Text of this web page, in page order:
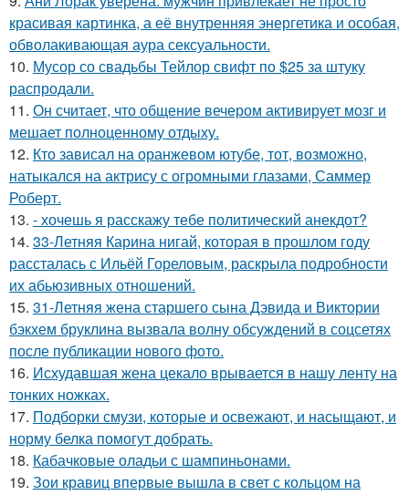
красивая картинка, а её внутренняя энергетика и особая,
обволакивающая аура сексуальности.
10. Мусор со свадьбы Тейлор свифт по $25 за штуку
распродали.
11. Он считает, что общение вечером активирует мозг и
мешает полноценному отдыху.
12. Кто зависал на оранжевом ютубе, тот, возможно,
натыкался на актрису с огромными глазами, Саммер
Роберт.
13. - хочешь я расскажу тебе политический анекдот?
14. 33-Летняя Карина нигай, которая в прошлом году
рассталась с Ильёй Гореловым, раскрыла подробности
их абьюзивных отношений.
15. 31-Летняя жена старшего сына Дэвида и Виктории
бэкхем бруклина вызвала волну обсуждений в соцсетях
после публикации нового фото.
16. Исхудавшая жена цекало врывается в нашу ленту на
тонких ножках.
17. Подборки смузи, которые и освежают, и насыщают, и
норму белка помогут добрать.
18. Кабачковые оладьи с шампиньонами.
19. Зои кравиц впервые вышла в свет с кольцом на